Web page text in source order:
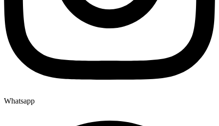
Whatsapp